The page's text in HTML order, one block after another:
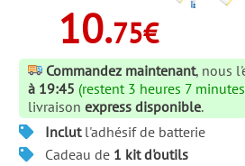
10.75€
Commandez maintenant, nous
à 19:45 (restent 3 heures 7
livraison express disponible.
Inclutl'adhésif de batterie
Cadeau de 1 kit d'outils